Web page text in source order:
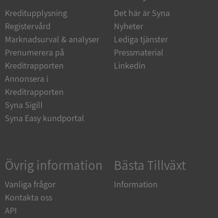
Kreditupplysning
Registervård
Marknadsurval & analyser
Prenumerera på
Kreditrapporten
Annonsera i
Kreditrapporten
Syna Sigill
Syna Easy kundportal
Det här är Syna
Nyheter
Lediga tjänster
Pressmaterial
Linkedin
Övrig information
Vanliga frågor
Kontakta oss
API
Bästa Tillväxt
Information
Oklassificerade
Strikt nödvändiga kakor tillåter
kärnwebbplatsfunktioner som användarinloggning
och kontohantering. Webbplatsen kan inte
användas ordentligt utan strikt nödvändiga cookies.
Namn
Leverantör
__RequestVerificationToken